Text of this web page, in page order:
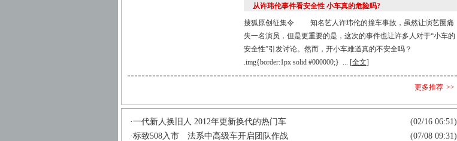
从许玮伦事件看安全性 小车真的危险吗?
搜狐原创征集令 知名艺人许玮伦的撞车事故，虽然让演艺圈痛
失一名演员，但是更重要的是，这次的事件也让许多人对于“小车的
安全性”引发讨论。然而，开小车难道真的不安全吗？
.img{border:1px solid #000000;} ... [全文]
更多推荐 >>
(02/16 06:51)
·一代新人换旧人 2012年更新换代的热门车
(07/08 09:31)
·标致508入市 法系中高级车开启团队作战